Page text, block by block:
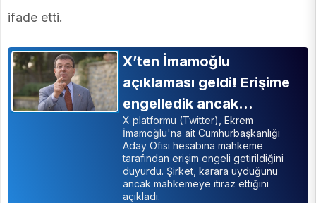
ifade etti.
X’ten İmamoğlu
açıklaması geldi! Erişime
engelledik ancak…
X platformu (Twitter), Ekrem
İmamoğlu'na ait Cumhurbaşkanlığı
Aday Ofisi hesabına mahkeme
tarafından erişim engeli getirildiğini
duyurdu. Şirket, karara uyduğunu
ancak mahkemeye itiraz ettiğini
açıkladı.